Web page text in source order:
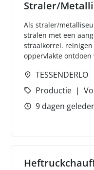
Straler/
Als straler/
stralen met een
straalkorrel.
oppervlakte ontdoen
TESSENDERLO
Productie
9 dagen